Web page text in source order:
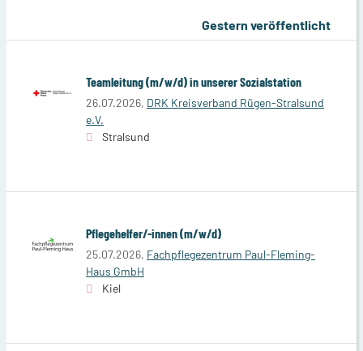
Gestern veröffentlicht
Teamleitung (m/w/d) in unserer Sozialstation
26.07.2026, DRK Kreisverband Rügen-Stralsund
e.V.
Stralsund
Pflegehelfer/-innen (m/w/d)
25.07.2026, Fachpflegezentrum Paul-Fleming-
Haus GmbH
Kiel